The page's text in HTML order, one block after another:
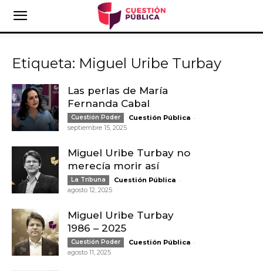
Etiqueta: Miguel Uribe Turbay
Las perlas de María
Fernanda Cabal
Cuestión Poder Cuestión Pública -
septiembre 15, 2025
Miguel Uribe Turbay no
merecía morir así
La Tribuna Cuestión Pública -
agosto 12, 2025
Miguel Uribe Turbay
1986 – 2025
Cuestión Poder Cuestión Pública -
agosto 11, 2025